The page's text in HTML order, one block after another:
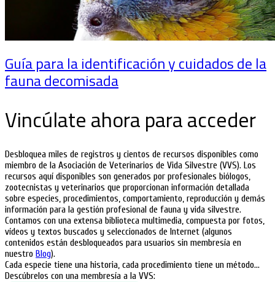
Guía para la identificación y cuidados de la
fauna decomisada
Vincúlate ahora para acceder
Desbloquea miles de registros y cientos de recursos disponibles como
miembro de la Asociación de Veterinarios de Vida Silvestre (VVS). Los
recursos aquí disponibles son generados por profesionales biólogos,
zootecnistas y veterinarios que proporcionan información detallada
sobre especies, procedimientos, comportamiento, reproducción y demás
información para la gestión profesional de fauna y vida silvestre.
Contamos con una extensa biblioteca multimedia, compuesta por fotos,
vídeos y textos buscados y seleccionados de Internet (algunos
contenidos están desbloqueados para usuarios sin membresía en
nuestro Blog).
Cada especie tiene una historia, cada procedimiento tiene un método…
Descúbrelos con una membresía a la VVS: